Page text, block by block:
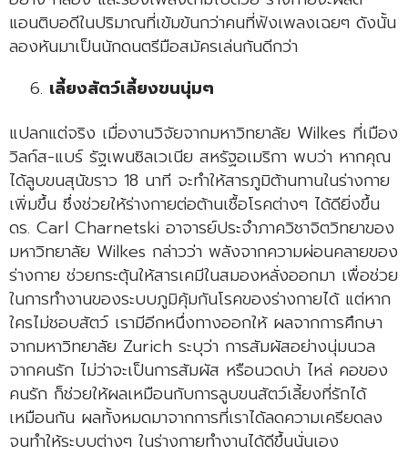
แอนติบอดีในปริมาณที่เข้มข้นกว่าคนที่ฟังเพลงเฉยๆ ดังนั้น
ลองหันมาเป็นนักดนตรีมือสมัครเล่นกันดีกว่า
เลี้ยงสัตว์เลี้ยงขนนุ่มๆ
แปลกแต่จริง เมื่องานวิจัยจากมหาวิทยาลัย Wilkes ที่เมือง
วิลก์ส-แบร์ รัฐเพนซิลเวเนีย สหรัฐอเมริกา พบว่า หากคุณ
ได้ลูบขนสุนัขราว 18 นาที จะทำให้สารภูมิต้านทานในร่างกาย
เพิ่มขึ้น ซึ่งช่วยให้ร่างกายต่อต้านเชื้อโรคต่างๆ ได้ดียิ่งขึ้น
ดร. Carl Charnetski อาจารย์ประจำภาควิชาจิตวิทยาของ
มหาวิทยาลัย Wilkes กล่าวว่า พลังจากความผ่อนคลายของ
ร่างกาย ช่วยกระตุ้นให้สารเคมีในสมองหลั่งออกมา เพื่อช่วย
ในการทำงานของระบบภูมิคุ้มกันโรคของร่างกายได้ แต่หาก
ใครไม่ชอบสัตว์ เรามีอีกหนึ่งทางออกให้ ผลจากการศึกษา
จากมหาวิทยาลัย Zurich ระบุว่า การสัมผัสอย่างนุ่มนวล
จากคนรัก ไม่ว่าจะเป็นการสัมผัส หรือนวดบ่า ไหล่ คอของ
คนรัก ก็ช่วยให้ผลเหมือนกับการลูบขนสัตว์เลี้ยงที่รักได้
เหมือนกัน ผลทั้งหมดมาจากการที่เราได้ลดความเครียดลง
จนทำให้ระบบต่างๆ ในร่างกายทำงานได้ดีขึ้นนั่นเอง